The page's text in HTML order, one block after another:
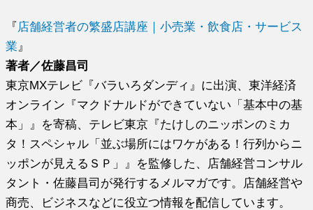
『 店舗経営者の繁盛店講座｜小売業・飲食店・サービス
業 』
著者／佐藤昌司
東京MXテレビ『バラいろダンディ』に出演、東洋経済
オンライン『マクドナルドができていない「基本中の基
本」』を寄稿、テレビ東京『たけしのニッポンのミカ
タ！スペシャル「並ぶ場所にはワケがある！行列からニ
ッポンが見えるＳＰ」』を監修した、店舗経営コンサル
タント・佐藤昌司が発行するメルマガです。店舗経営や
商売、ビジネスなどに役立つ情報を配信しています。